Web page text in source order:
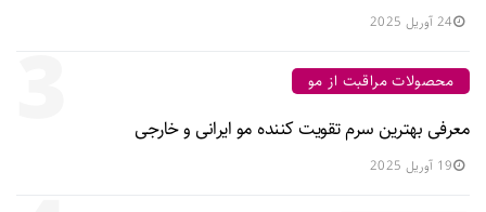
24 آوریل 2025
محصولات مراقبت از مو
معرفی بهترین سرم تقویت کننده مو ایرانی و خارجی
19 آوریل 2025